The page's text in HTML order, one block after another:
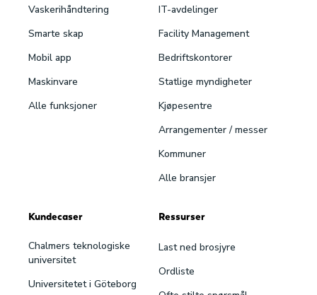
Vaskeri­håndtering
Smarte skap
Mobil app
Maskinvare
Alle funksjoner
IT-avdelinger
Facility Management
Bedriftskontorer
Statlige myndigheter
Kjøpesentre
Arrangementer / messer
Kommuner
Alle bransjer
Kundecaser
Chalmers teknologiske
universitet
Universitetet i Göteborg
Ressurser
Last ned brosjyre
Ordliste